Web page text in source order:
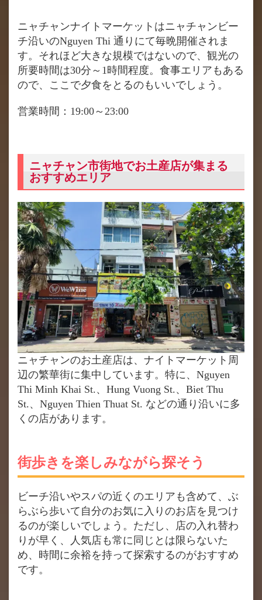
ニャチャンナイトマーケットはニャチャンビー
チ沿いのNguyen Thi 通りにて毎晩開催されま
す。それほど大きな規模ではないので、観光の
所要時間は30分～1時間程度。食事エリアもある
ので、ここで夕食をとるのもいいでしょう。
営業時間：19:00～23:00
ニャチャン市街地でお土産店が集まる
おすすめエリア
ニャチャンのお土産店は、ナイトマーケット周
辺の繁華街に集中しています。特に、Nguyen
Thi Minh Khai St.、Hung Vuong St.、Biet Thu
St.、Nguyen Thien Thuat St. などの通り沿いに多
くの店があります。
街歩きを楽しみながら探そう
ビーチ沿いやスパの近くのエリアも含めて、ぶ
らぶら歩いて自分のお気に入りのお店を見つけ
るのが楽しいでしょう。ただし、店の入れ替わ
りが早く、人気店も常に同じとは限らないた
め、時間に余裕を持って探索するのがおすすめ
です。